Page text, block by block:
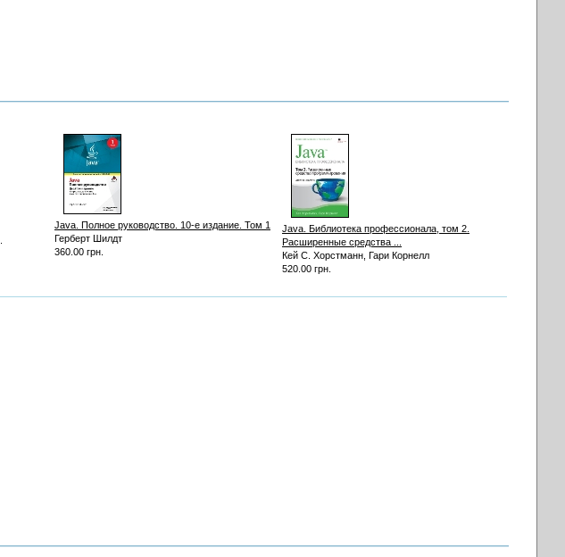
Java. Полное руководство. 10-е издание. Том 1
Герберт Шилдт
360.00 грн.
Java. Библиотека профессионала, том 2.
Расширенные средства ...
Кей С. Хорстманн, Гари Корнелл
520.00 грн.